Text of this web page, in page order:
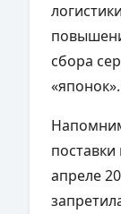
сбора
«японок».
апреле